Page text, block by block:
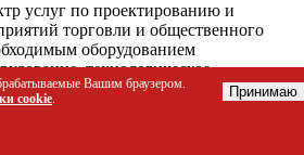
услуг по проектированию и
торговли и общественного
оборудованием
технологическое
оборудование и т.д.);
торговых процессов и внедрения
Вашим браузером.
cookie. Принимаю